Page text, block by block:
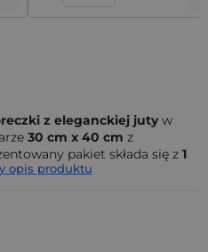
z eleganckiej juty w
30 cm x 40 cm z
pakiet składa się z 1
wytrzymałą budową i
opis produktu